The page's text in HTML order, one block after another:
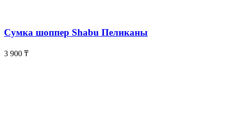
Сумка шоппер Shabu Пеликаны
3 900 ₸